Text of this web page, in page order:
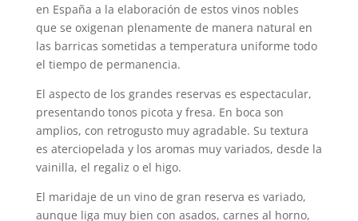
en España a la elaboración de estos vinos nobles
que se oxigenan plenamente de manera natural en
las barricas sometidas a temperatura uniforme todo
el tiempo de permanencia.
El aspecto de los grandes reservas es espectacular,
presentando tonos picota y fresa. En boca son
amplios, con retrogusto muy agradable. Su textura
es aterciopelada y los aromas muy variados, desde la
vainilla, el regaliz o el higo.
El maridaje de un vino de gran reserva es variado,
aunque liga muy bien con asados, carnes al horno,